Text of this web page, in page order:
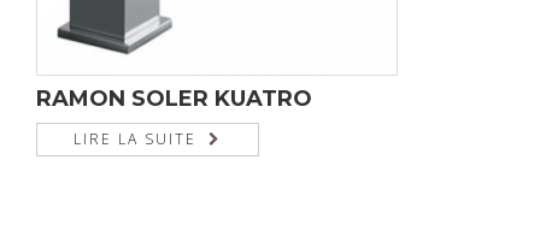
RAMON SOLER KUATRO
LIRE LA SUITE